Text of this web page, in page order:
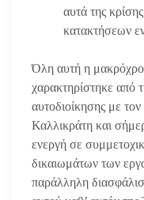
αυτά της
κατακτήσεων
Όλη αυτή η
χαρακτηρίστηκε από
αυτοδιοίκησης με
Καλλικράτη και
ενεργή σε
δικαιωμάτων των
παράλληλη